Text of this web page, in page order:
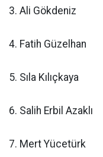
3. Ali Gökdeniz
4. Fatih Güzelhan
5. Sıla Kılıçkaya
6. Salih Erbil Azaklı
7. Mert Yücetürk